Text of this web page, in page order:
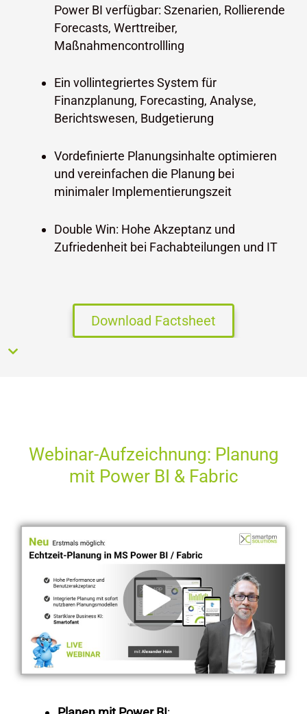
Power BI verfügbar: Szenarien, Rollierende
Forecasts, Werttreiber,
Maßnahmencontrollling
Ein vollintegriertes System für
Finanzplanung, Forecasting, Analyse,
Berichtswesen, Budgetierung
Vordefinierte Planungsinhalte optimieren
und vereinfachen die Planung bei
minimaler Implementierungszeit
Double Win: Hohe Akzeptanz und
Zufriedenheit bei Fachabteilungen und IT
Download Factsheet
Webinar-Aufzeichnung: Planung
mit Power BI & Fabric